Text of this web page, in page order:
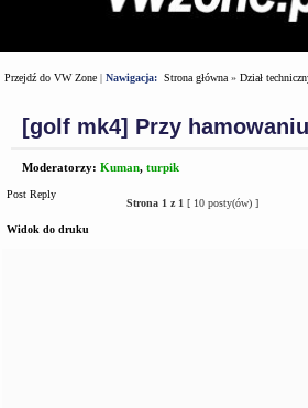
Przejdź do VW Zone | Nawigacja: Strona główna » Dział
[golf mk4] Przy
Moderatorzy: Kuman, turpik
Post Reply
Strona 1 z 1 [ 10 posty(ów) ]
Widok do druku